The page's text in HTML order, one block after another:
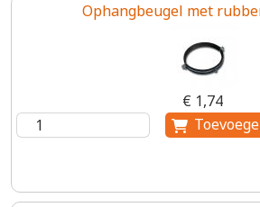
Ophangbeugel met
€ 1,74